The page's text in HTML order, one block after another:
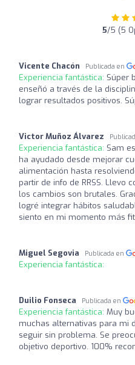
5/5 (5
Vicente Chacón Publicada en
Experiencia fantástica: Súper
enseñó a través de la
lograr resultados positivos.
Victor Muñoz Álvarez
Experiencia fantástica: Sam
ha ayudado desde mejorar
alimentación hasta
partir de info de RRSS. Llevo
los cambios son brutales.
logré integrar hábitos
siento en mi momento más fit
Miguel Segovia Publicada en
Experiencia fantástica:
Duilio Fonseca Publicada en
Experiencia fantástica: Muy
muchas alternativas para mi
seguir sin problema. Se
objetivo deportivo. 100%